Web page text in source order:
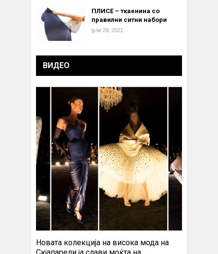
ПЛИСЕ – ткаенина со
правилни ситни набори
јули 29, 2021
ВИДЕО
Новата колекција на висока мода на